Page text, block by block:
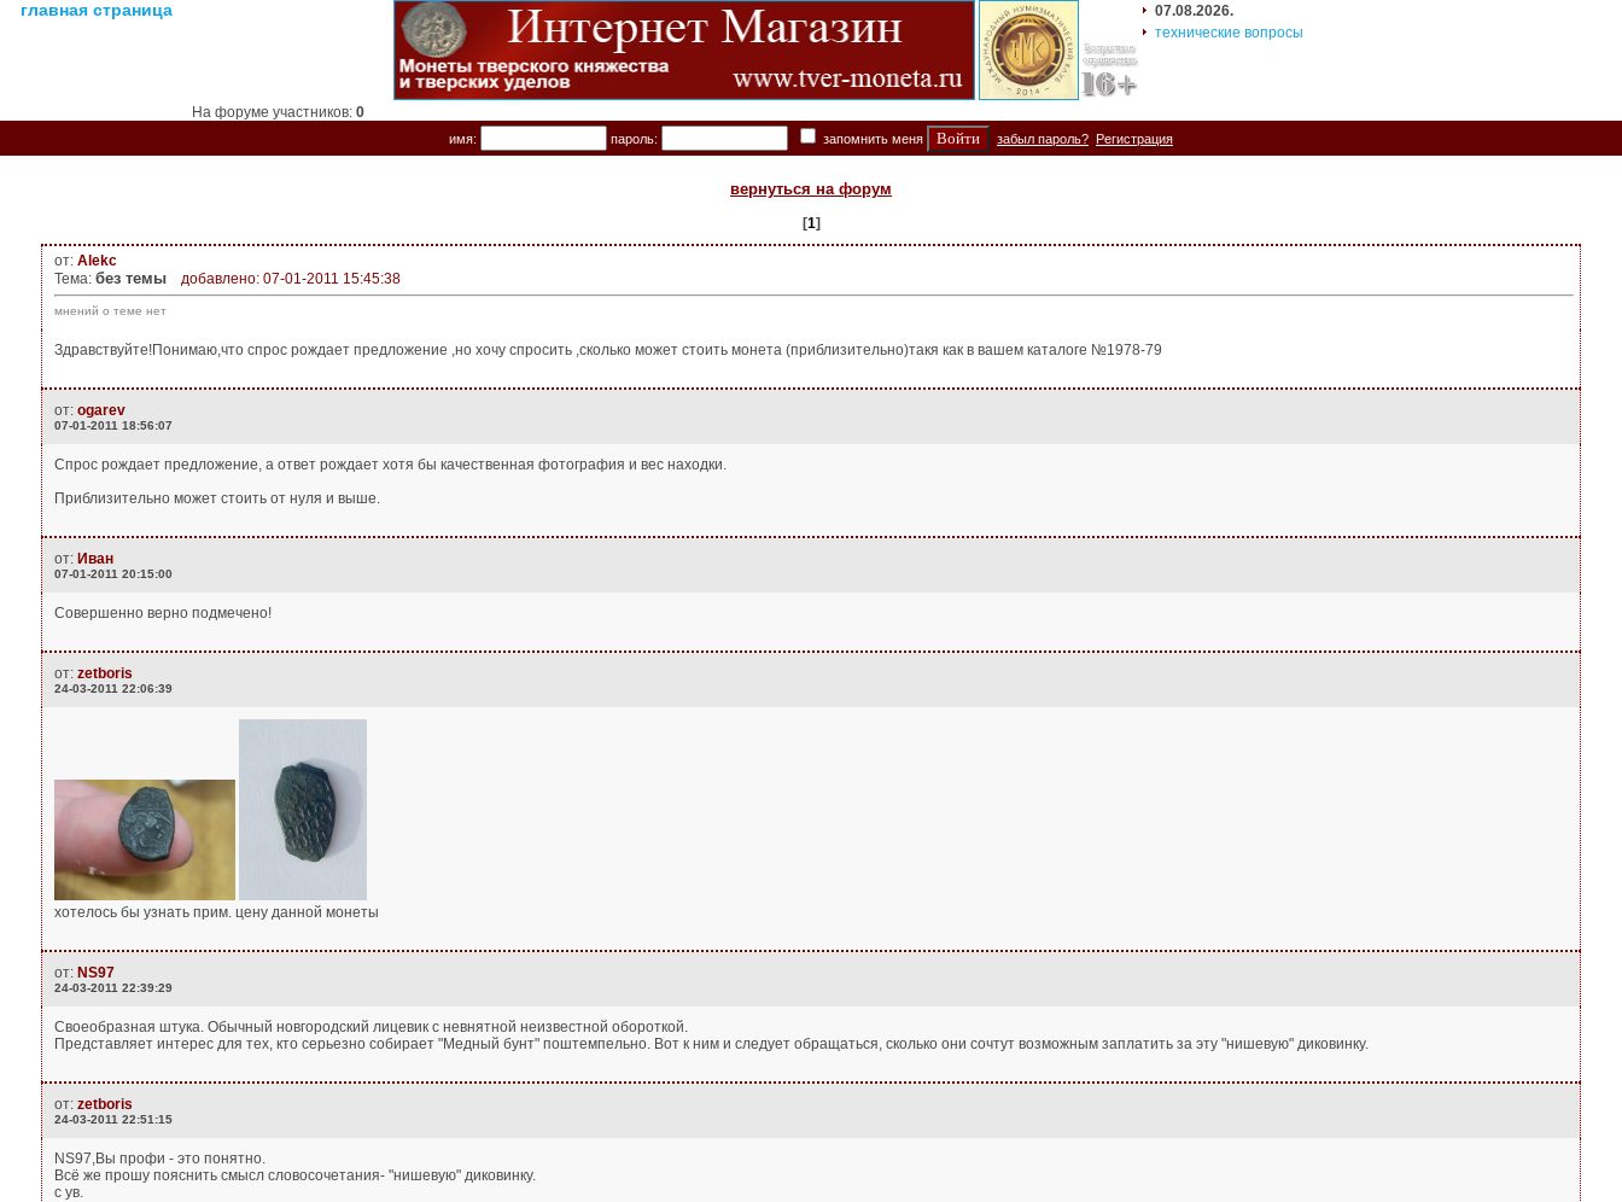
главная страница
На форуме участников: 0
07.08.2026.
технические вопросы
имя: пароль: запомнить меня забыл пароль? Регистрация
вернуться на форум
[1]
от: Alekc
Тема: без темы добавлено: 07-01-2011 15:45:38
мнений о теме нет
Здравствуйте!Понимаю,что спрос рождает предложение ,но хочу спросить ,сколько может стоить монета (приблизительно)такя как в вашем каталоге №1978-79
от: ogarev
07-01-2011 18:56:07
Спрос рождает предложение, а ответ рождает хотя бы качественная фотография и вес находки.
Приблизительно может стоить от нуля и выше.
от: Иван
07-01-2011 20:15:00
Совершенно верно подмечено!
от: zetboris
24-03-2011 22:06:39
хотелось бы узнать прим. цену данной монеты
от: NS97
24-03-2011 22:39:29
Своеобразная штука. Обычный новгородский лицевик с невнятной неизвестной обороткой.
Представляет интерес для тех, кто серьезно собирает "Медный бунт" поштемпельно. Вот к ним и следует обращаться, сколько они сочтут возможным заплатить за эту "нишевую" диковинку.
от: zetboris
24-03-2011 22:51:15
NS97,Вы профи - это понятно.
Всё же прошу пояснить смысл словосочетания- "нишевую" диковинку.
с ув.